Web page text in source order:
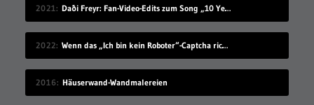
2021 Daði Freyr: Fan-Video-Edits zum Song „10 Years“
2022 Wenn das „Ich bin kein Roboter“-Captcha richtig schwer ist…
2016 Häuserwand-Wandmalereien